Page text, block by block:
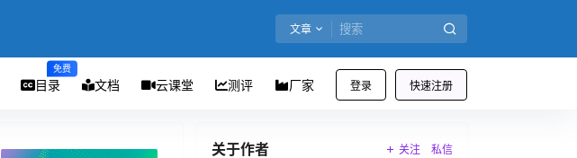
文章
登录 快速注册
目录
免费
文档 云课堂 测评 厂家
关于作者 关注 私信